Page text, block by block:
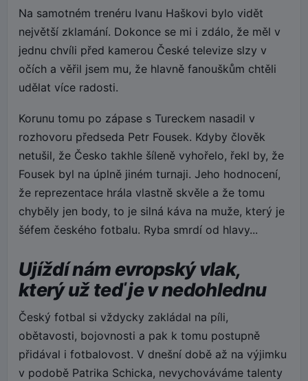
Na samotném trenéru Ivanu Haškovi bylo vidět
největší zklamání. Dokonce se mi i zdálo, že měl v
jednu chvíli před kamerou České televize slzy v
očích a věřil jsem mu, že hlavně fanouškům chtěli
udělat více radosti.
Korunu tomu po zápase s Tureckem nasadil v
rozhovoru předseda Petr Fousek. Kdyby člověk
netušil, že Česko takhle šíleně vyhořelo, řekl by, že
Fousek byl na úplně jiném turnaji. Jeho hodnocení,
že reprezentace hrála vlastně skvěle a že tomu
chyběly jen body, to je silná káva na muže, který je
šéfem českého fotbalu. Ryba smrdí od hlavy...
Ujíždí nám evropský vlak,
který už teď je v nedohlednu
Český fotbal si vždycky zakládal na píli,
obětavosti, bojovnosti a pak k tomu postupně
přidával i fotbalovost. V dnešní době až na výjimku
v podobě Patrika Schicka, nevychováváme talenty